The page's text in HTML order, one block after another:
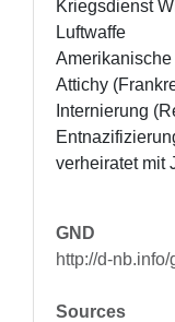
Kriegsdienst
Luftwaffe
Attichy
Internierung
verheiratet mit
GND
http://d-
Sources